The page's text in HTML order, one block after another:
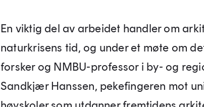
En viktig del av arbeidet handler om
naturkrisens tid, og under et møte om
forsker og NMBU-professor i by- og
Sandkjær Hanssen, pekefingeren mot